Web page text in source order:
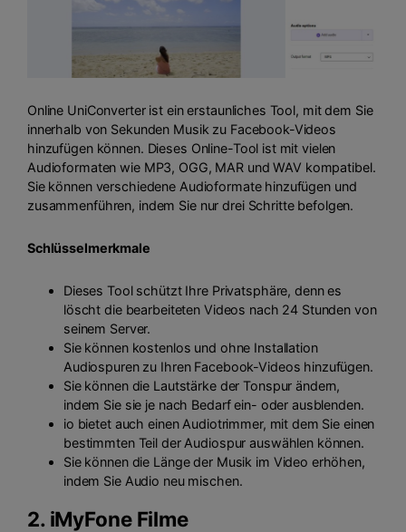
Online UniConverter ist ein erstaunliches Tool, mit dem Sie
innerhalb von Sekunden Musik zu Facebook-Videos
hinzufügen können. Dieses Online-Tool ist mit vielen
Audioformaten wie MP3, OGG, MAR und WAV kompatibel.
Sie können verschiedene Audioformate hinzufügen und
zusammenführen, indem Sie nur drei Schritte befolgen.
Schlüsselmerkmale
Dieses Tool schützt Ihre Privatsphäre, denn es
löscht die bearbeiteten Videos nach 24 Stunden von
seinem Server.
Sie können kostenlos und ohne Installation
Audiospuren zu Ihren Facebook-Videos hinzufügen.
Sie können die Lautstärke der Tonspur ändern,
indem Sie sie je nach Bedarf ein- oder ausblenden.
io bietet auch einen Audiotrimmer, mit dem Sie einen
bestimmten Teil der Audiospur auswählen können.
Sie können die Länge der Musik im Video erhöhen,
indem Sie Audio neu mischen.
2. iMyFone Filme